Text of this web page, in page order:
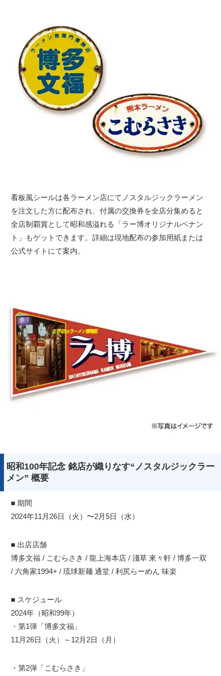
看板風シールは各ラーメン店にてノスタルジックラーメン
を注文した方に配布され、付属の交換券を全店分集めると
全店制覇賞として昭和感溢れる「ラー博オリジナルペナン
ト」もゲットできます。詳細は現地配布の参加用紙または
公式サイトにて案内。
昭和100年記念 銘店が織りなす“ノスタルジックラー
メン” 概要
■ 期間
2024年11月26日（火）〜2月5日（水）
■ 出店店舗
博多文福 / こむらさき / 龍上海本店 / 淺草 來々軒 / 博多一双
/ 六角家1994+ / 琉球新麺 通堂 / 利尻らーめん 味楽
■ スケジュール
2024年（昭和99年）
・第1弾「博多文福」
11月26日（火）～12月2日（月）
・第2弾「こむらさき」